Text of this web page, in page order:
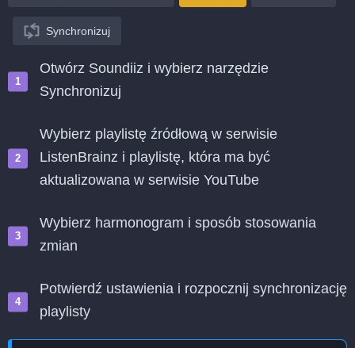
Synchronizuj
Otwórz Soundiiz i wybierz narzędzie
Synchronizuj
Wybierz playlistę źródłową w serwisie
ListenBrainz i playlistę, która ma być
aktualizowana w serwisie YouTube
Wybierz harmonogram i sposób stosowania
zmian
Potwierdź ustawienia i rozpocznij synchronizację
playlisty